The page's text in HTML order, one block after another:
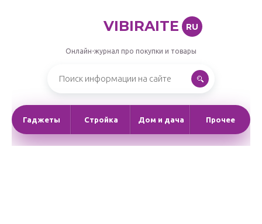
VIBIRAITE RU
Онлайн-журнал про покупки и товары
Гаджеты Стройка Дом и дача Прочее